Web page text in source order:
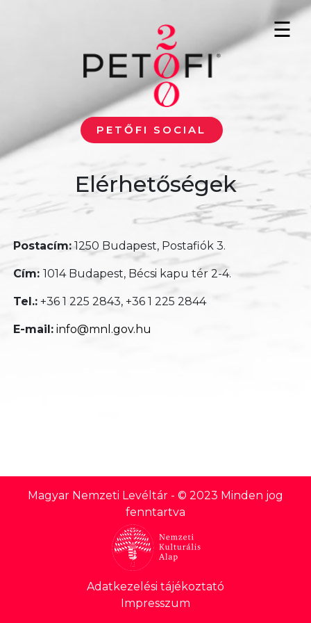
PETŐFI SOCIAL
☰
Elérhetőségek
Postacím:1250 Budapest, Postafiók 3.
Cím:1014 Budapest, Bécsi kapu tér 2-4.
Tel.: +36 1 225 2843, +36 1 225 2844
E-mail: info@mnl.gov.hu
Magyar Nemzeti Levéltár - © 2023 Minden jog
fenntartva
Adatkezelési tájékoztató
Impresszum